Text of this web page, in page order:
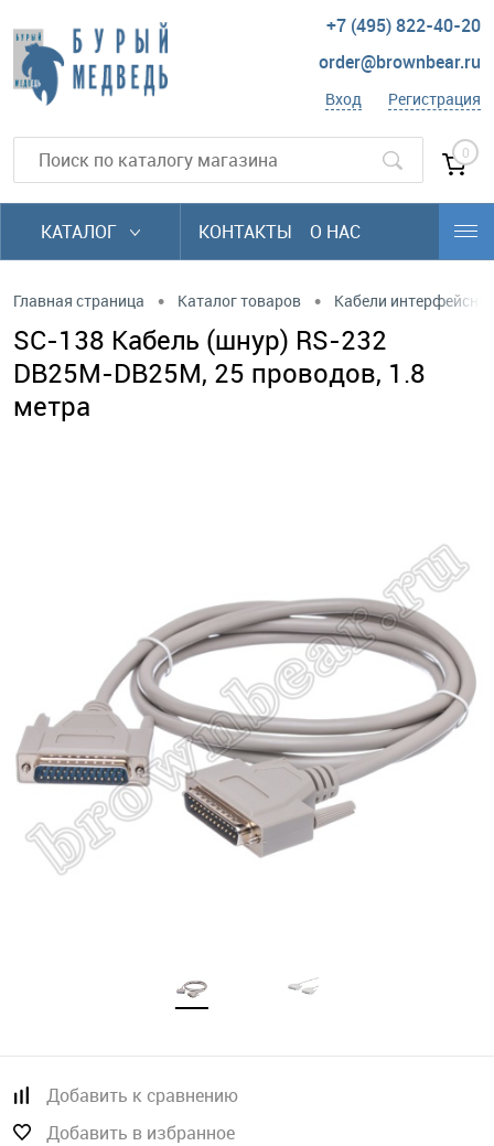
+7 (495) 822-40-20
order@brownbear.ru
Вход Регистрация
0
КАТАЛОГ КОНТАКТЫ О НАС
Главная страница • Каталог товаров • Кабели
SC-138 Кабель (шнур) RS-232
DB25M-DB25M, 25 проводов, 1.8
метра
Добавить к сравнению
Добавить в избранное